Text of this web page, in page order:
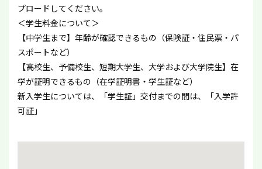
プロードしてください。
＜学生料金について＞
【中学生まで】年齢が確認できるもの（保険証・住民票・パ
スポートなど）
【高校生、予備校生、短期大学生、大学および大学院生】在
学が証明できるもの（在学証明書・学生証など）
新入学生については、「学生証」交付までの間は、「入学許
可証」